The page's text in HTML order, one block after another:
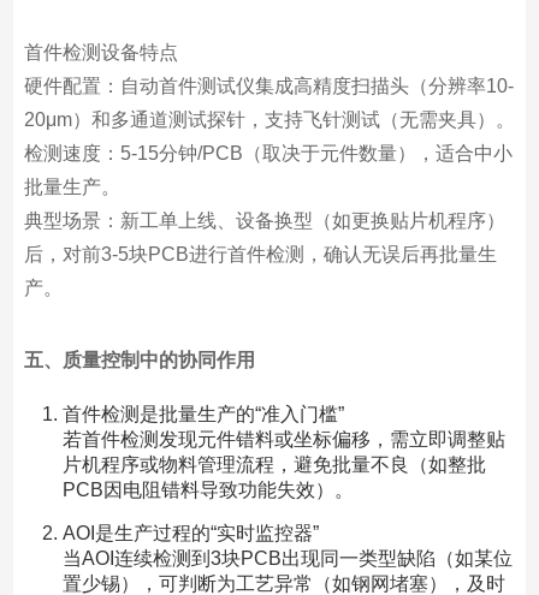
首件检测设备特点
硬件配置：自动首件测试仪集成高精度扫描头（分辨率10-
20μm）和多通道测试探针，支持飞针测试（无需夹具）。
检测速度：5-15分钟/PCB（取决于元件数量），适合中小
批量生产。
典型场景：新工单上线、设备换型（如更换贴片机程序）
后，对前3-5块PCB进行首件检测，确认无误后再批量生
产。
五、质量控制中的协同作用
首件检测是批量生产的“准入门槛”
若首件检测发现元件错料或坐标偏移，需立即调整贴
片机程序或物料管理流程，避免批量不良（如整批
PCB因电阻错料导致功能失效）。
AOI是生产过程的“实时监控器”
当AOI连续检测到3块PCB出现同一类型缺陷（如某位
置少锡），可判断为工艺异常（如钢网堵塞），及时